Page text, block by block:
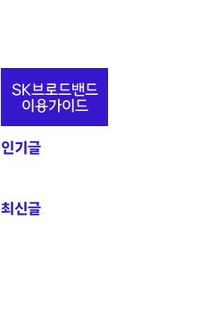
추
정
보
SK브로드밴드
이용가이드
인기글
최신글